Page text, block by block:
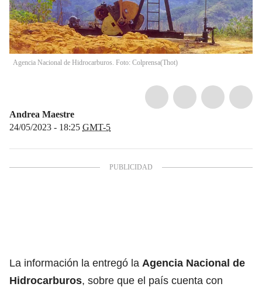
Agencia Nacional de Hidrocarburos. Foto: Colprensa(Thot)
Andrea Maestre
24/05/2023 - 18:25 GMT-5
La información la entregó la Agencia Nacional de
Hidrocarburos, sobre que el país cuenta con